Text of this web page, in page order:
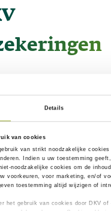
Details
van cookies
van strikt noodzakelijke cookies
Indien u uw toestemming
noodzakelijke cookies om de
voorkeuren, voor marketing, en/of
toestemming altijd wijzigen of
het gebruik van cookies door DKV of
een aanvullende
de Belgische sociale
kosten
tandheelkundige zorg
op 848 miljoen euro
dat kan worden beperkt
die alles